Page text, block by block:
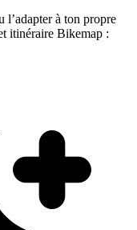
à ton propre
itinéraire Bikemap :